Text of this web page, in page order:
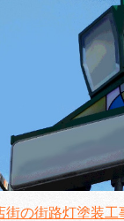
街の街路灯塗装工